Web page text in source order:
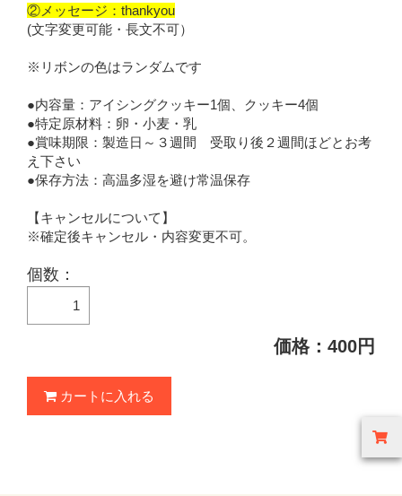
②メッセージ：thankyou
(文字変更可能・長文不可）
※リボンの色はランダムです
●内容量：アイシングクッキー1個、クッキー4個
●特定原材料：卵・小麦・乳
●賞味期限：製造日～３週間 受取り後２週間ほどとお考
え下さい
●保存方法：高温多湿を避け常温保存
【キャンセルについて】
※確定後キャンセル・内容変更不可。
個数：
価格：400円
カートに入れる